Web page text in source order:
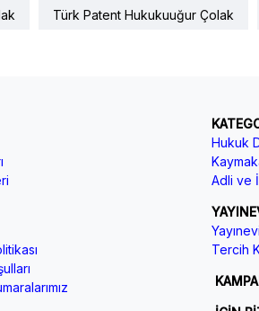
Türk Patent Hukukuuğur Çolak
Hukuk
Adli ve
Tercih